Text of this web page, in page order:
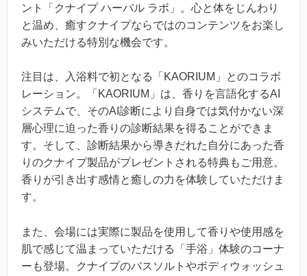
ント「クナイプ ハーバル ラボ」。心と体をじんわり
と温め、癒すクナイプならではのコンテンツをお楽し
みいただける特別な機会です。
注目は、入浴料で初となる「KAORIUM」とのコラボ
レーション。「KAORIUM」は、香りを言語化するAI
システムで、そのAI診断により自身では気付かない深
層心理に迫った香りの診断結果を得ることができま
す。そして、診断結果から導きだれた自分にあった香
りのクナイプ製品がプレゼントされる特典もご用意。
香りが引き出す感情と癒しの力を体験していただけま
す。
また、会場には実際に製品を使用して香りや使用感を
肌で感じて温まっていただける「手浴」体験のコーナ
ーも登場。クナイプのバスソルトやボディウォッシュ